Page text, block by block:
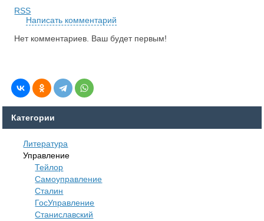
RSS
Написать комментарий
Нет комментариев. Ваш будет первым!
Категории
Литература
Управление
Тейлор
Самоуправление
Сталин
ГосУправление
Станиславский